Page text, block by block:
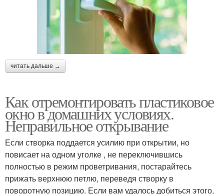
читать дальше →
Как отремонтировать пластиковое
окно в домашних условиях.
Неправильное открывание
Если створка поддается усилию при открытии, но
повисает на одном уголке , не переключившись
полностью в режим проветривания, постарайтесь
прижать верхнюю петлю, переведя створку в
поворотную позицию. Если вам удалось добиться этого,